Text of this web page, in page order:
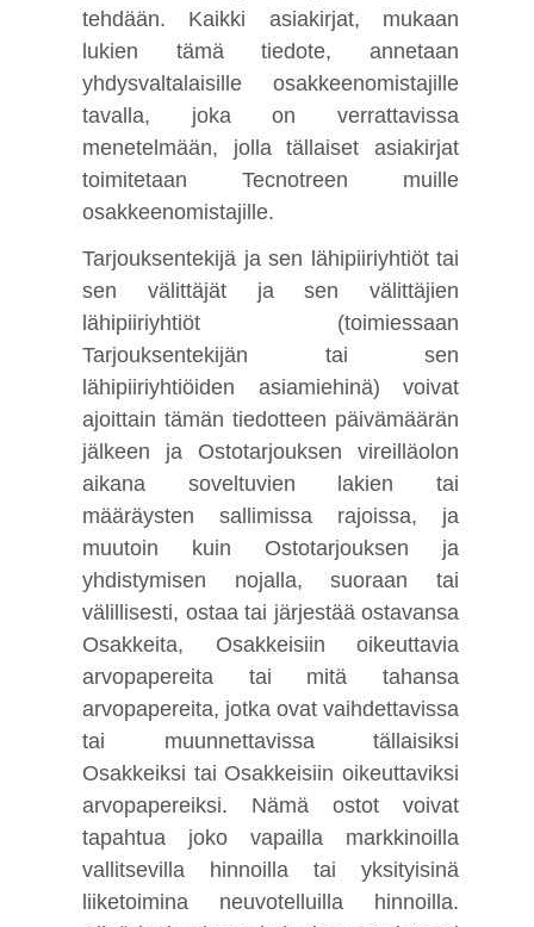
tehdään. Kaikki asiakirjat, mukaan
lukien tämä tiedote, annetaan
yhdysvaltalaisille osakkeenomistajille
tavalla, joka on verrattavissa
menetelmään, jolla tällaiset asiakirjat
toimitetaan Tecnotreen muille
osakkeenomistajille.
Tarjouksentekijä ja sen lähipiiriyhtiöt tai
sen välittäjät ja sen välittäjien
lähipiiriyhtiöt (toimiessaan
Tarjouksentekijän tai sen
lähipiiriyhtiöiden asiamiehinä) voivat
ajoittain tämän tiedotteen päivämäärän
jälkeen ja Ostotarjouksen vireilläolon
aikana soveltuvien lakien tai
määräysten sallimissa rajoissa, ja
muutoin kuin Ostotarjouksen ja
yhdistymisen nojalla, suoraan tai
välillisesti, ostaa tai järjestää ostavansa
Osakkeita, Osakkeisiin oikeuttavia
arvopapereita tai mitä tahansa
arvopapereita, jotka ovat vaihdettavissa
tai muunnettavissa tällaisiksi
Osakkeiksi tai Osakkeisiin oikeuttaviksi
arvopapereiksi. Nämä ostot voivat
tapahtua joko vapailla markkinoilla
vallitsevilla hinnoilla tai yksityisinä
liiketoimina neuvotelluilla hinnoilla.